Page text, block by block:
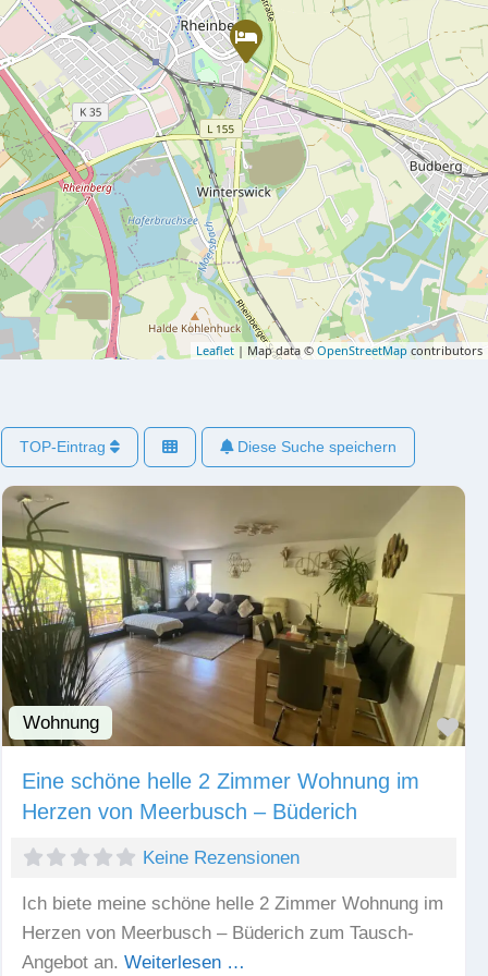
Leaflet | Map data © OpenStreetMap contributors
TOP-Eintrag Diese Suche speichern
Wohnung
Eine schöne helle 2 Zimmer Wohnung im
Herzen von Meerbusch – Büderich
Keine Rezensionen
Ich biete meine schöne helle 2 Zimmer Wohnung im
Herzen von Meerbusch – Büderich zum Tausch-
Angebot an. Weiterlesen …